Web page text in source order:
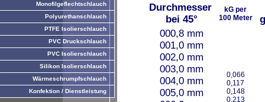
Monofilgeflechtschlauch
Polyurethanschlauch
PTFE Isolierschlauch
PVC Druckschlauch
PVC Isolierschlauch
Silikon Isolierschlauch
Wärmeschrumpfschlauch
Konfektion / Dienstleistung
Durchmesser
bei 45°
kG per
100 Meter
000,8 mm
001,0 mm
002,0 mm
003,0 mm
004,0 mm
005,0 mm
0,066
0,117
0,148
0,213